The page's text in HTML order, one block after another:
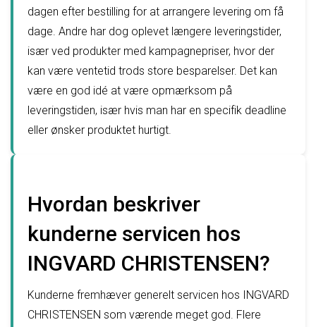
dagen efter bestilling for at arrangere levering om få
dage. Andre har dog oplevet længere leveringstider,
især ved produkter med kampagnepriser, hvor der
kan være ventetid trods store besparelser. Det kan
være en god idé at være opmærksom på
leveringstiden, især hvis man har en specifik deadline
eller ønsker produktet hurtigt.
Hvordan beskriver
kunderne servicen hos
INGVARD CHRISTENSEN?
Kunderne fremhæver generelt servicen hos INGVARD
CHRISTENSEN som værende meget god. Flere